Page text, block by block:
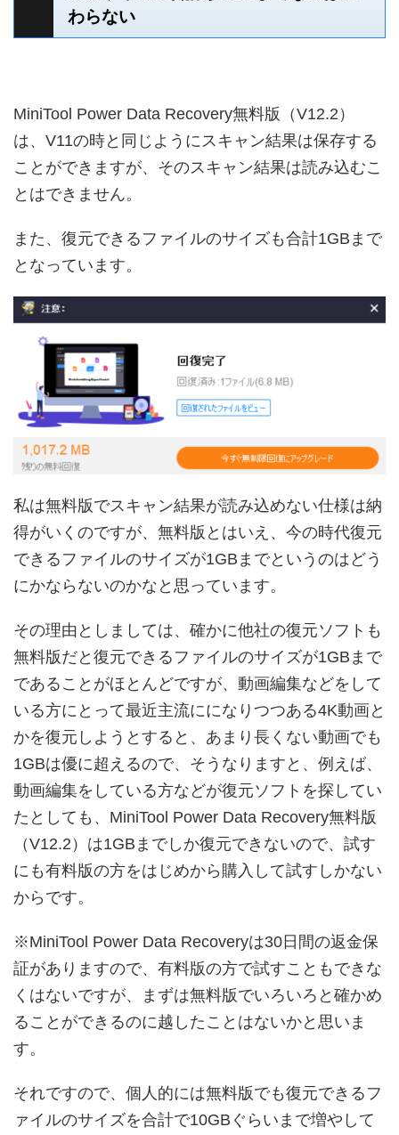
わらない
MiniTool Power Data Recovery無料版（V12.2）
は、V11の時と同じようにスキャン結果は保存する
ことができますが、そのスキャン結果は読み込むこ
とはできません。
また、復元できるファイルのサイズも合計1GBまで
となっています。
私は無料版でスキャン結果が読み込めない仕様は納
得がいくのですが、無料版とはいえ、今の時代復元
できるファイルのサイズが1GBまでというのはどう
にかならないのかなと思っています。
その理由としましては、確かに他社の復元ソフトも
無料版だと復元できるファイルのサイズが1GBまで
であることがほとんどですが、動画編集などをして
いる方にとって最近主流にになりつつある4K動画と
かを復元しようとすると、あまり長くない動画でも
1GBは優に超えるので、そうなりますと、例えば、
動画編集をしている方などが復元ソフトを探してい
たとしても、MiniTool Power Data Recovery無料版
（V12.2）は1GBまでしか復元できないので、試す
にも有料版の方をはじめから購入して試すしかない
からです。
※MiniTool Power Data Recoveryは30日間の返金保
証がありますので、有料版の方で試すこともできな
くはないですが、まずは無料版でいろいろと確かめ
ることができるのに越したことはないかと思いま
す。
それですので、個人的には無料版でも復元できるフ
ァイルのサイズを合計で10GBぐらいまで増やして